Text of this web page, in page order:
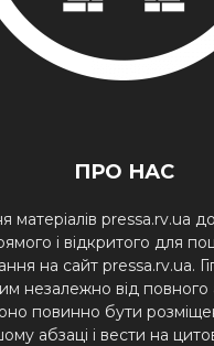
ПРО НАС
матеріалів pressa.rv.ua
і відкритого для
на сайт pressa.rv.ua.
незалежно від повного
повинно бути
абзаці і вести на